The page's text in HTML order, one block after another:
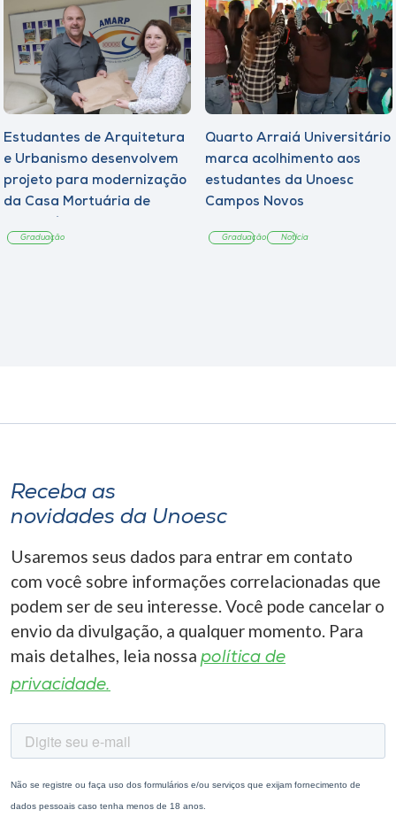
Estudantes de Arquitetura
e Urbanismo desenvolvem
projeto para modernização
da Casa Mortuária de
Graduação
Quarto Arraiá Universitário
marca acolhimento aos
estudantes da Unoesc
Campos Novos
Graduação Notícia
Receba as
novidades da Unoesc
Usaremos seus dados para entrar em contato
com você sobre informações correlacionadas que
podem ser de seu interesse. Você pode cancelar o
envio da divulgação, a qualquer momento. Para
mais detalhes, leia nossa política de
privacidade.